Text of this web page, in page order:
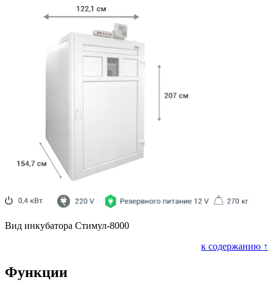
Вид инкубатора Стимул-8000
к содержанию ↑
Функции